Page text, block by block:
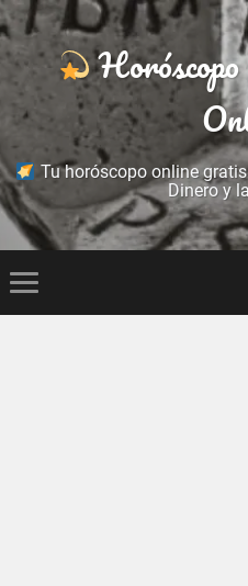
Tu horóscopo online
Dinero y